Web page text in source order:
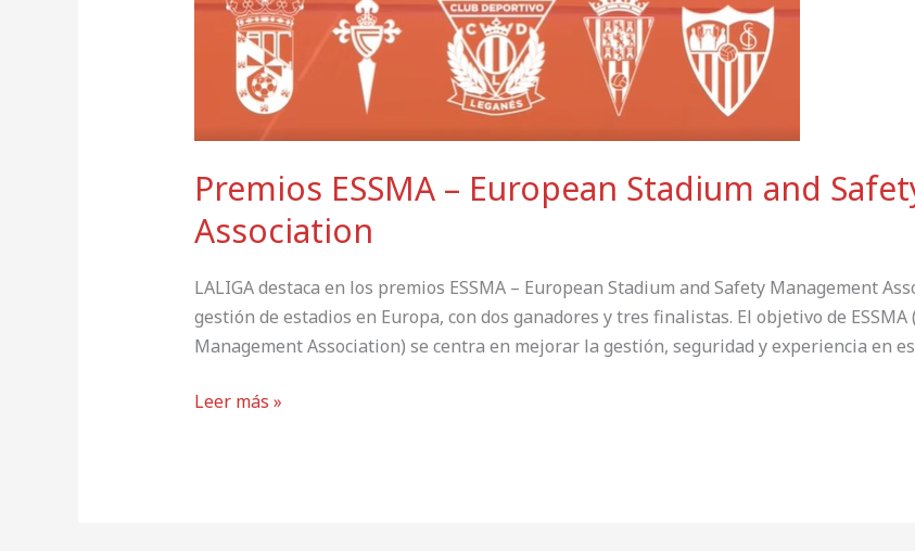
Premios ESSMA – European Stadium and
Association
LALIGA destaca en los premios ESSMA – European Stadium and Safety Management
gestión de estadios en Europa, con dos ganadores y tres finalistas. El objetivo de
Management Association) se centra en mejorar la gestión, seguridad y experiencia en
Leer más »